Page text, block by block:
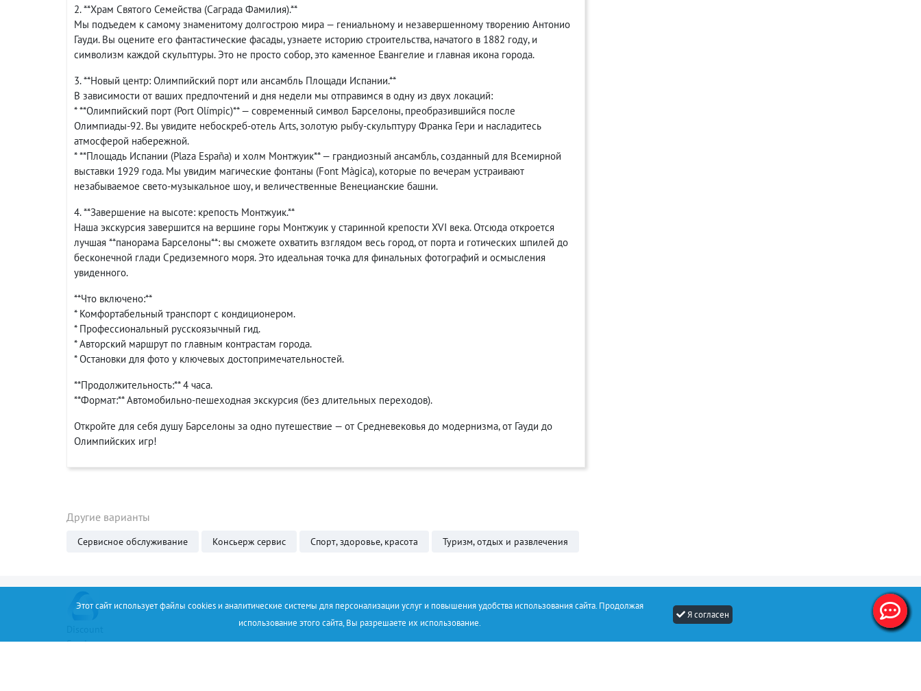
Этот сайт использует файлы cookies и аналитические системы для персонализации услуг и повышения удобства использования сайта. Продолжая
использование этого сайта, Вы разрешаете их использование.
Я согласен
2. **Храм Святого Семейства (Саграда Фамилия).**
Мы подъедем к самому знаменитому долгострою мира — гениальному и незавершенному творению Антонио
Гауди. Вы оцените его фантастические фасады, узнаете историю строительства, начатого в 1882 году, и
символизм каждой скульптуры. Это не просто собор, это каменное Евангелие и главная икона города.
3. **Новый центр: Олимпийский порт или ансамбль Площади Испании.**
В зависимости от ваших предпочтений и дня недели мы отправимся в одну из двух локаций:
* **Олимпийский порт (Port Olímpic)** — современный символ Барселоны, преобразившийся после
Олимпиады-92. Вы увидите небоскреб-отель Arts, золотую рыбу-скульптуру Франка Гери и насладитесь
атмосферой набережной.
* **Площадь Испании (Plaza España) и холм Монтжуик** — грандиозный ансамбль, созданный для Всемирной
выставки 1929 года. Мы увидим магические фонтаны (Font Màgica), которые по вечерам устраивают
незабываемое свето-музыкальное шоу, и величественные Венецианские башни.
4. **Завершение на высоте: крепость Монтжуик.**
Наша экскурсия завершится на вершине горы Монтжуик у старинной крепости XVI века. Отсюда откроется
лучшая **панорама Барселоны**: вы сможете охватить взглядом весь город, от порта и готических шпилей до
бесконечной глади Средиземного моря. Это идеальная точка для финальных фотографий и осмысления
увиденного.
**Что включено:**
* Комфортабельный транспорт с кондиционером.
* Профессиональный русскоязычный гид.
* Авторский маршрут по главным контрастам города.
* Остановки для фото у ключевых достопримечательностей.
**Продолжительность:** 4 часа.
**Формат:** Автомобильно-пешеходная экскурсия (без длительных переходов).
Откройте для себя душу Барселоны за одно путешествие — от Средневековья до модернизма, от Гауди до
Олимпийских игр!
Другие варианты
Сервисное обслуживание Консьерж сервис Спорт, здоровье, красота Туризм, отдых и развлечения
Service